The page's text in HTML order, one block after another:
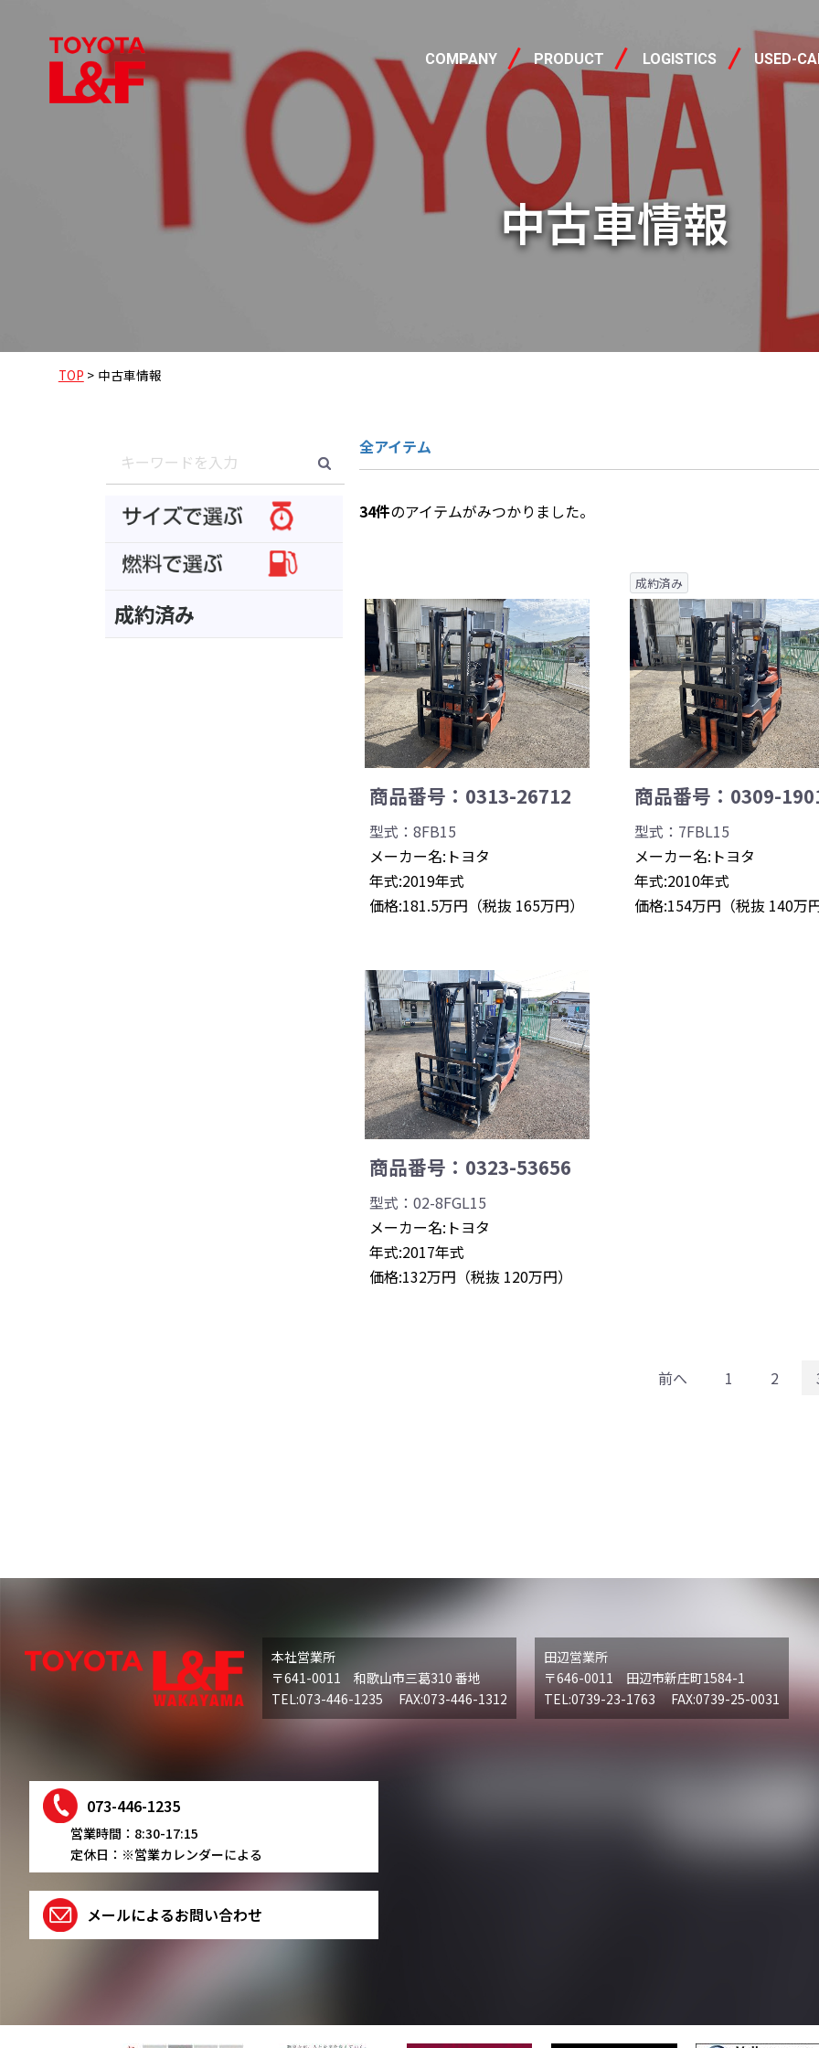
COMPANY
会社概要 PRODUCT
製品情報 LOGISTICS USED-
中古車
中古車情報
TOP > 中古車情報
成約済み
全アイテム
34件のアイテムがみつかりました。
商品番号：0313-26712
型式：8FB15
メーカー名:トヨタ
年式:2019年式
価格:181.5万円（税抜 165万円）
成約済み
商品番号：0309-
型式：7FBL15
メーカー名:トヨタ
年式:2010年式
価格:154万円（税抜 140万
商品番号：0323-53656
型式：02-8FGL15
メーカー名:トヨタ
年式:2017年式
価格:132万円（税抜 120万円）
前へ 1 2
本社営業所
〒641-0011 和歌山市三葛310 番地
TEL:073-446-1235 FAX:073-446-1312
田辺営業所
〒646-0011 田辺市新庄町1584-1
TEL:0739-23-1763 FAX:0739-25-0031
073-446-1235
営業時間：8:30-17:15
定休日：※営業カレンダーによる
メールによるお問い合わせ